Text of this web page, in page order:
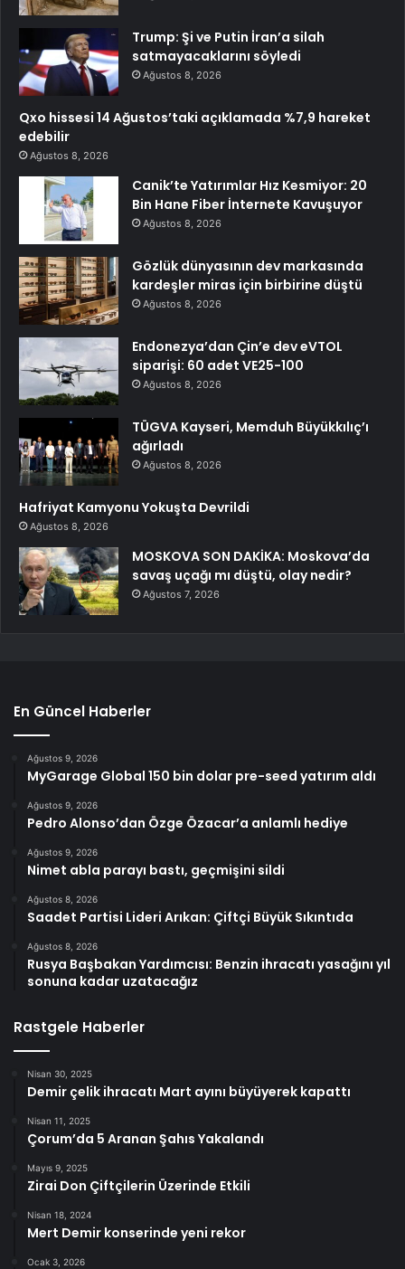
Trump: Şi ve Putin İran’a silah
satmayacaklarını söyledi
Ağustos 8, 2026
Qxo hissesi 14 Ağustos’taki açıklamada %7,9 hareket
edebilir
Ağustos 8, 2026
Canik’te Yatırımlar Hız Kesmiyor: 20
Bin Hane Fiber İnternete Kavuşuyor
Ağustos 8, 2026
Gözlük dünyasının dev markasında
kardeşler miras için birbirine düştü
Ağustos 8, 2026
Endonezya’dan Çin’e dev eVTOL
siparişi: 60 adet VE25-100
Ağustos 8, 2026
TÜGVA Kayseri, Memduh Büyükkılıç’ı
ağırladı
Ağustos 8, 2026
Hafriyat Kamyonu Yokuşta Devrildi
Ağustos 8, 2026
MOSKOVA SON DAKİKA: Moskova’da
savaş uçağı mı düştü, olay nedir?
Ağustos 7, 2026
En Güncel Haberler
Ağustos 9, 2026
MyGarage Global 150 bin dolar pre-seed yatırım aldı
Ağustos 9, 2026
Pedro Alonso’dan Özge Özacar’a anlamlı hediye
Ağustos 9, 2026
Nimet abla parayı bastı, geçmişini sildi
Ağustos 8, 2026
Saadet Partisi Lideri Arıkan: Çiftçi Büyük Sıkıntıda
Ağustos 8, 2026
Rusya Başbakan Yardımcısı: Benzin ihracatı yasağını yıl
sonuna kadar uzatacağız
Rastgele Haberler
Nisan 30, 2025
Demir çelik ihracatı Mart ayını büyüyerek kapattı
Nisan 11, 2025
Çorum’da 5 Aranan Şahıs Yakalandı
Mayıs 9, 2025
Zirai Don Çiftçilerin Üzerinde Etkili
Nisan 18, 2024
Mert Demir konserinde yeni rekor
Ocak 3, 2026